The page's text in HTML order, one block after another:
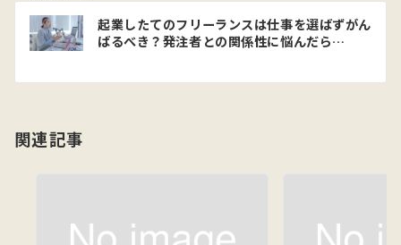
投
稿
ナ
ゲ
起業したてのフリーランスは仕事を選ばずがん
ばるべき？発注者との関係性に悩んだら…
関連記事